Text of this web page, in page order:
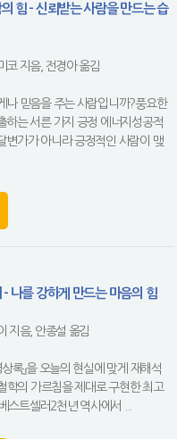
힘 - 신뢰받는 사람을 만드는 습
코 지음, 전경아 옮김
나 믿음을 주는 사람입니까?풍요한
하는 서른 가지 긍정 에너지성공적
변가가 아니라 긍정적인 사람이 맺
- 나를 강하게 만드는 마음의 힘
지음, 안종설 옮김
상록』을 오늘의 현실에 맞게 재해석
학의 가르침을 제대로 구현한 최고
스트셀러2천년 역사에서 ...